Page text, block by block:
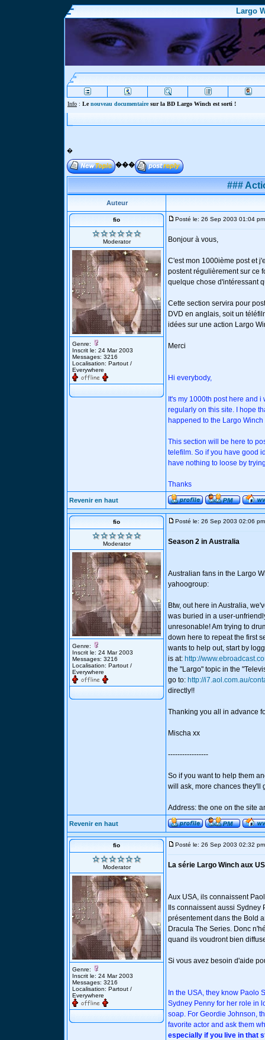
Largo
Info Webmaste
�
���
###
Auteur
fio
Moderator
Genre:
Inscrit le: 24 Mar 2003
Messages: 3216
Localisation: Partout /
Everywhere
Posté le: 26 Sep 2003 01:04 pm
Bonjour à vous,
C'est mon 1000ième post et
postent régulièrement sur ce
quelque chose d'intéressant
Cette section servira pour
DVD en anglais, soit un
idées sur une action Largo
Merci
Hi everybody,
It's my 1000th post here and
regularly on this site. I hope
happened to the Largo Winch
This section will be here to
telefilm. So if you have good
have nothing to loose by
Thanks
Revenir en haut
fio
Moderator
Genre:
Inscrit le: 24 Mar 2003
Messages: 3216
Localisation: Partout /
Everywhere
Posté le: 26 Sep 2003 02:06 pm
Season 2 in Australia
Australian fans in the Largo
yahoogroup:
Btw, out here in Australia,
was buried in a user-
unresonable! Am trying to
down here to repeat the first
wants to help out, start by
is at: http://
the "Largo" topic in the
go to: http://i7.aol.com.au/
directly!!
Thanking you all in advance
Mischa xx
-----------------
So if you want to help them
will ask, more chances they'll
Address: the one on the site
Revenir en haut
fio
Moderator
Genre:
Inscrit le: 24 Mar 2003
Messages: 3216
Localisation: Partout /
Everywhere
Posté le: 26 Sep 2003 02:32 pm
La série Largo Winch aux
Aux USA, ils connaissent
Ils connaissent aussi
présentement dans the Bold
Dracula The Series. Donc
quand ils voudront bien
Si vous avez besoin d'aide
In the USA, they know Paolo
Sydney Penny for her role in
soap. For Geordie Johnson,
favorite actor and ask them
especially if you live in that